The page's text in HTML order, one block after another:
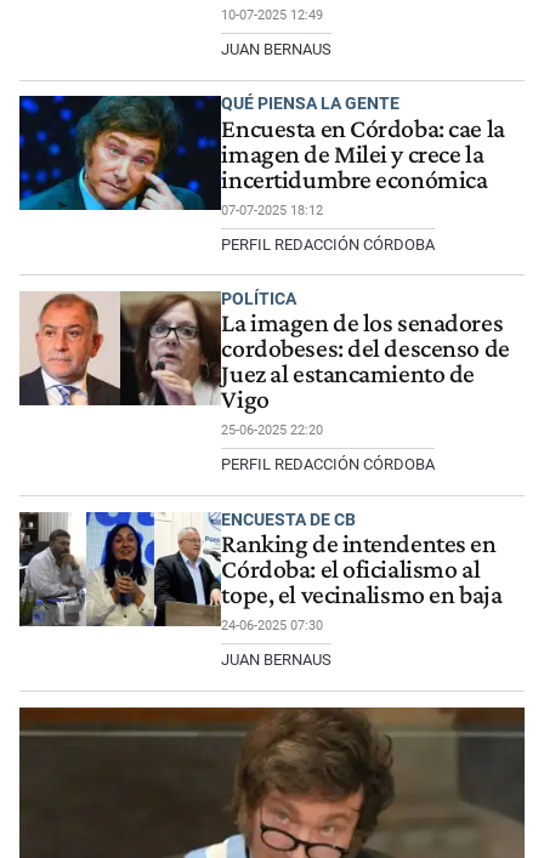
10-07-2025 12:49
JUAN BERNAUS
QUÉ PIENSA LA GENTE
Encuesta en Córdoba: cae la
imagen de Milei y crece la
incertidumbre económica
07-07-2025 18:12
PERFIL REDACCIÓN CÓRDOBA
POLÍTICA
La imagen de los senadores
cordobeses: del descenso de
Juez al estancamiento de
Vigo
25-06-2025 22:20
PERFIL REDACCIÓN CÓRDOBA
ENCUESTA DE CB
Ranking de intendentes en
Córdoba: el oficialismo al
tope, el vecinalismo en baja
24-06-2025 07:30
JUAN BERNAUS